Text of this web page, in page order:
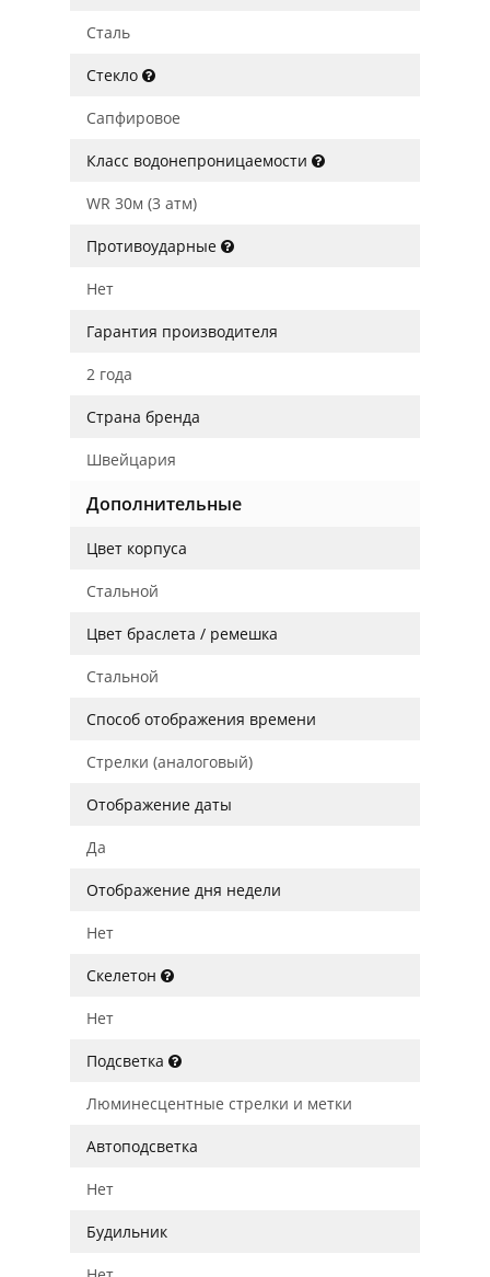
Сталь
Стекло
Сапфировое
Класс водонепроницаемости
WR 30м (3 атм)
Противоударные
Нет
Гарантия производителя
2 года
Страна бренда
Швейцария
Дополнительные
Цвет корпуса
Стальной
Цвет браслета / ремешка
Стальной
Способ отображения времени
Стрелки (аналоговый)
Отображение даты
Да
Отображение дня недели
Нет
Скелетон
Нет
Подсветка
Люминесцентные стрелки и метки
Автоподсветка
Нет
Будильник